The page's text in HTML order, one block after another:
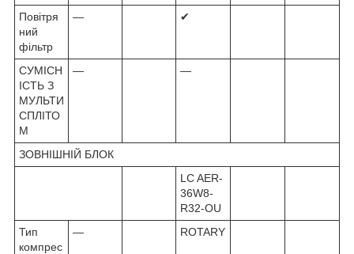
Повітря
ний
фільтр
— ✔
СУМІСН
ІСТЬ З
МУЛЬТИ
СПЛІТО
М
— —
ЗОВНІШНІЙ БЛОК
LC AER-
36W8-
R32-OU
Тип
компрес
— ROTARY